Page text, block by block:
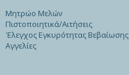
Μητρώο Μελών
Πιστοποιητικά/Αιτήσεις
Έλεγχος Εγκυρότητας Βεβαίωσης
Αγγελίες